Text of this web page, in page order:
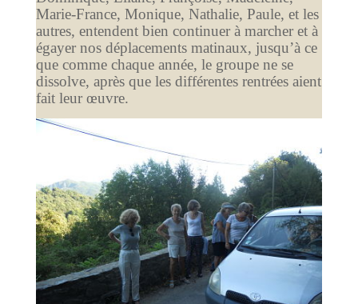
Marie-France, Monique, Nathalie, Paule, et les
autres, entendent bien continuer à marcher et à
égayer nos déplacements matinaux, jusqu’à ce
que comme chaque année, le groupe ne se
dissolve, après que les différentes rentrées aient
fait leur œuvre.